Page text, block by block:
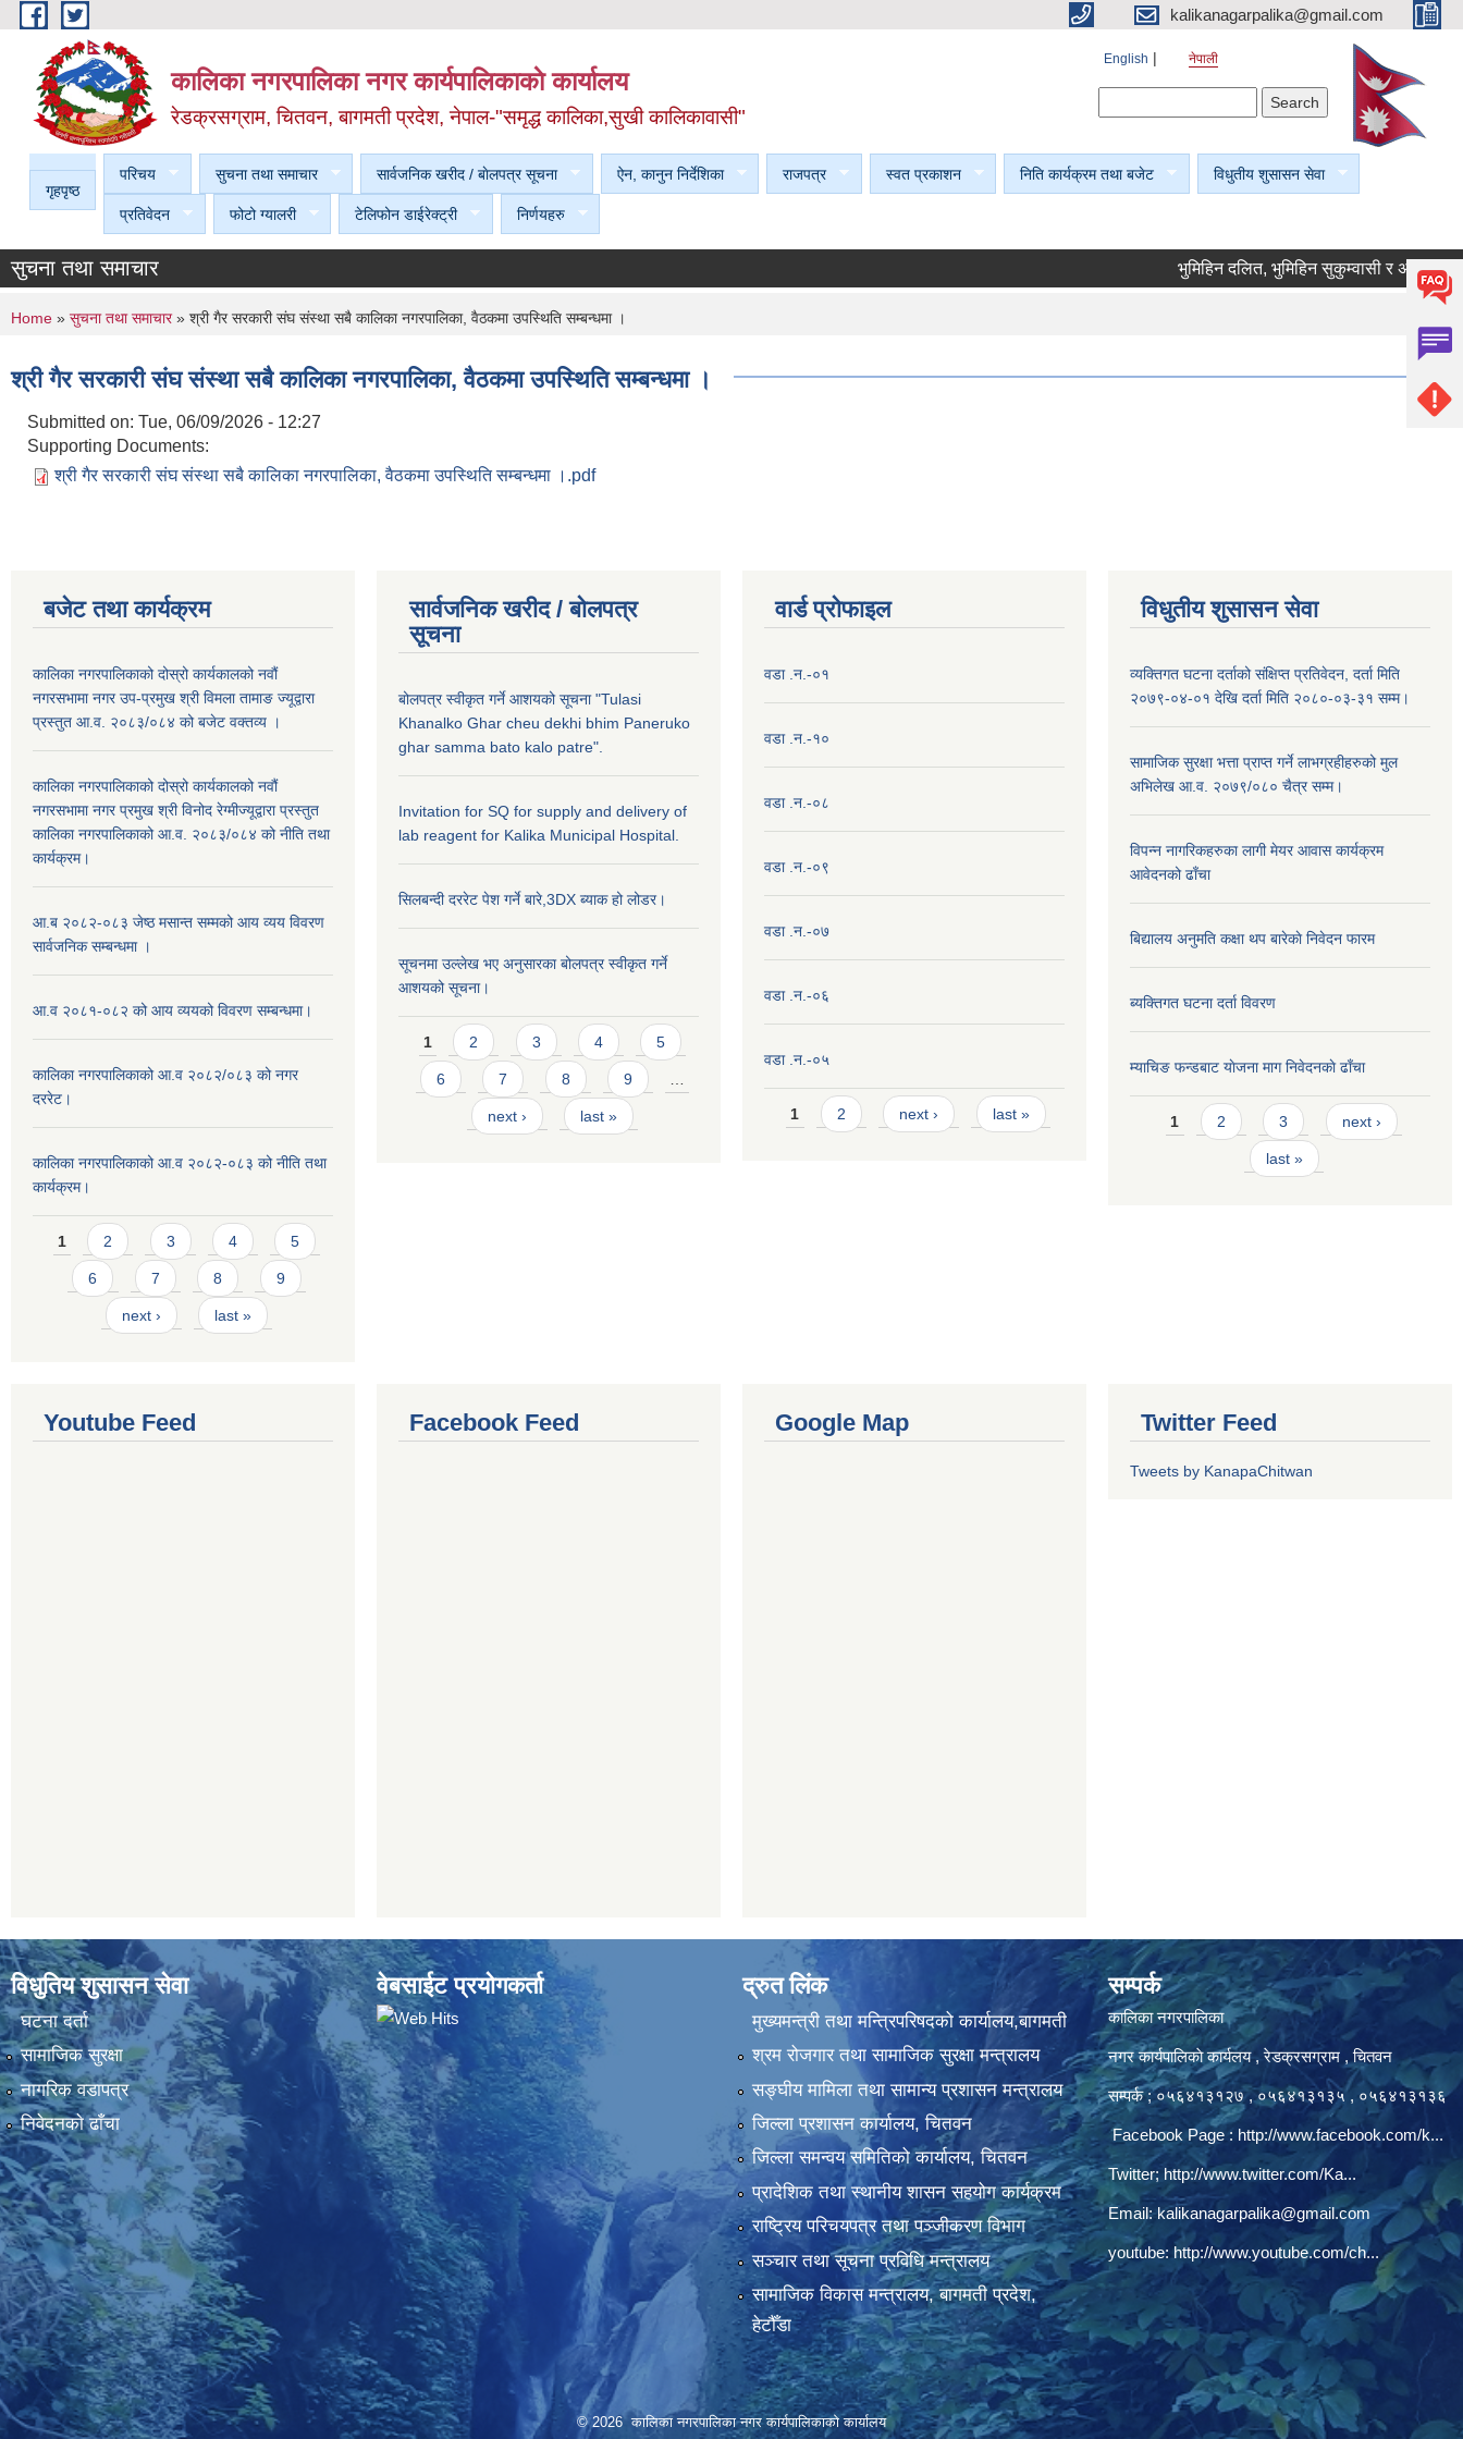
Skip to main content kalikanagarpalika@gmail.com
कालिका नगरपालिका नगर कार्यपालिकाकाे कार्यालय
रेडक्रसग्राम, चितवन, बागमती प्रदेश, नेपाल-"समृद्ध कालिका,सुखी कालिकावासी"
English नेपाली
गृहपृष्ठ
परिचय सुचना तथा समाचार सार्वजनिक खरीद / बाेलपत्र सूचना ऐन, कानुन निर्देशिका राजपत्र स्वत प्रकाशन निति कार्यक्रम तथा बजेट विधुतीय शुसासन सेवा
प्रतिवेदन फोटो ग्यालरी टेलिफोन डाईरेक्ट्री निर्णयहरु
सुचना तथा समाचार भुमिहिन दलित, भुमिहिन सुकुम्वासी र अब्यवस्थित
You are here
Home » सुचना तथा समाचार» श्री गैर सरकारी संघ संस्था सबै कालिका नगरपालिका, वैठकमा उपस्थिति सम्बन्धमा ।
श्री गैर सरकारी संघ संस्था सबै कालिका नगरपालिका, वैठकमा उपस्थिति सम्बन्धमा ।
Submitted on: Tue, 06/09/2026 - 12:27
Supporting Documents:
श्री गैर सरकारी संघ संस्था सबै कालिका नगरपालिका, वैठकमा उपस्थिति सम्बन्धमा ।.pdf
बजेट तथा कार्यक्रम
कालिका नगरपालिकाको दोस्रो कार्यकालको नवौं
नगरसभामा नगर उप-प्रमुख श्री विमला तामाङ ज्यूद्वारा
प्रस्तुत आ.व. २०८३/०८४ को बजेट वक्तव्य ।
कालिका नगरपालिकाको दोस्रो कार्यकालको नवौं
नगरसभामा नगर प्रमुख श्री विनोद रेग्मीज्यूद्वारा प्रस्तुत
कालिका नगरपालिकाको आ.व. २०८३/०८४ को नीति तथा
कार्यक्रम।
आ.ब २०८२-०८३ जेष्ठ मसान्त सम्मको आय व्यय विवरण
सार्वजनिक सम्बन्धमा ।
आ.व २०८१-०८२ को आय व्ययको विवरण सम्बन्धमा।
कालिका नगरपालिकाको आ.व २०८२/०८३ को नगर
दररेट।
कालिका नगरपालिकाको आ.व २०८२-०८३ को नीति तथा
कार्यक्रम।
Pages
1 2 3 4 5
6 7 8 9
next › last »
सार्वजनिक खरीद / बाेलपत्र
सूचना
बोलपत्र स्वीकृत गर्ने आशयको सूचना "Tulasi
Khanalko Ghar cheu dekhi bhim Paneruko
ghar samma bato kalo patre".
Invitation for SQ for supply and delivery of
lab reagent for Kalika Municipal Hospital.
सिलबन्दी दररेट पेश गर्ने बारे,3DX ब्याक हो लोडर।
सूचनमा उल्लेख भए अनुसारका बोलपत्र स्वीकृत गर्ने
आशयको सूचना।
Pages
1 2 3 4 5
6 7 8 9
next › last »
वार्ड प्राेफाइल
वडा .न.-०१
वडा .न.-१०
वडा .न.-०८
वडा .न.-०९
वडा .न.-०७
वडा .न.-०६
वडा .न.-०५
Pages
1 2 next › last »
विधुतीय शुसासन सेवा
व्यक्तिगत घटना दर्ताको संक्षिप्त प्रतिवेदन, दर्ता मिति
२०७९-०४-०१ देखि दर्ता मिति २०८०-०३-३१ सम्म।
सामाजिक सुरक्षा भत्ता प्राप्त गर्ने लाभग्रहीहरुको मुल
अभिलेख आ.व. २०७९/०८० चैत्र सम्म।
विपन्न नागरिकहरुका लागी मेयर आवास कार्यक्रम
आवेदनको ढाँचा
बिद्यालय अनुमति कक्षा थप बारेकाे निवेदन फारम
ब्यक्तिगत घटना दर्ता विवरण
म्याचिङ फन्डबाट याेजना माग निवेदनकाे ढाँचा
Pages
1 2 3 next ›
last »
Youtube Feed Facebook Feed Google Map Twitter Feed
Tweets by KanapaChitwan
विधुतिय शुसासन सेवा
घटना दर्ता
सामाजिक सुरक्षा
नागरिक वडापत्र
निवेदनकाे ढाँचा
वेबसाईट प्रयोगकर्ता द्रुत लिंक
मुख्यमन्त्री तथा मन्त्रिपरिषदको कार्यालय,बागमती
श्रम रोजगार तथा सामाजिक सुरक्षा मन्त्रालय
सङ्‍घीय मामिला तथा सामान्य प्रशासन मन्त्रालय
जिल्ला प्रशासन कार्यालय, चितवन
जिल्ला समन्वय समितिको कार्यालय, चितवन
प्रादेशिक तथा स्थानीय शासन सहयोग कार्यक्रम
राष्ट्रिय परिचयपत्र तथा पञ्‍जीकरण विभाग
सञ्‍चार तथा सूचना प्रविधि मन्त्रालय
सामाजिक विकास मन्त्रालय, बागमती प्रदेश,
हेटौँडा
सम्पर्क
कालिका नगरपालिका
नगर कार्यपालिकाे कार्यलय‍ , रेडक्रसग्राम , चितवन
सम्पर्क ; ०५६४१३१२७ , ०५६४१३१३५ , ०५६४१३१३६
Facebook Page : http://www.facebook.com/k...
Twitter; http://www.twitter.com/Ka...
Email:kalikanagarpalika@gmail.com
youtube: http://www.youtube.com/ch...
© 2026 कालिका नगरपालिका नगर कार्यपालिकाकाे कार्यालय